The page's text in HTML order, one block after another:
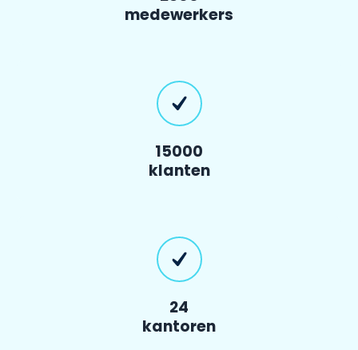
medewerkers
15000
klanten
24
kantoren